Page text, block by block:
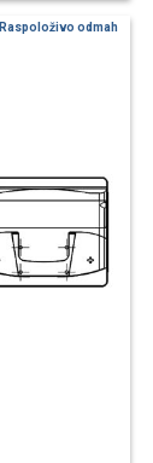
Raspoloživo odmah